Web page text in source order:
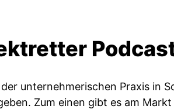
unternehmerischen Praxis in
Zum einen gibt es am